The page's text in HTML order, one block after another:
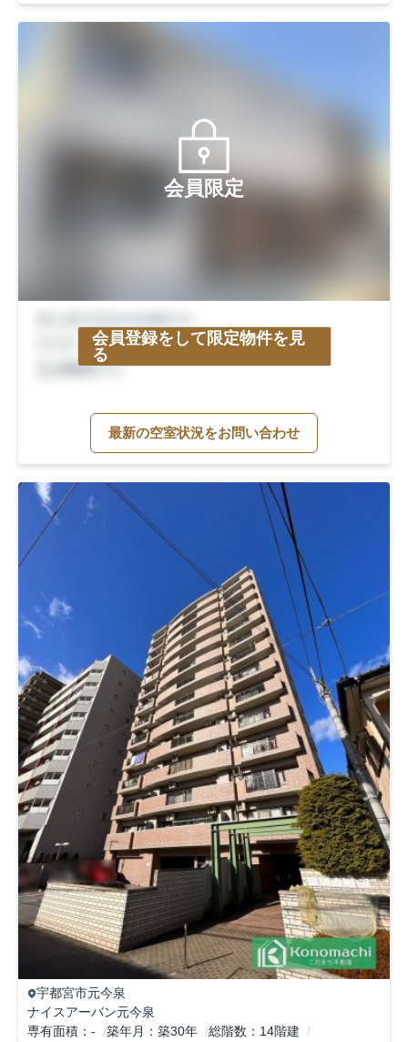
会員限定
会員登録をして限定物件を見
る
最新の空室状況をお問い合わせ
宇都宮市元今泉
ナイスアーバン元今泉
専有面積
- 築年月 築30年 総階数
14階建